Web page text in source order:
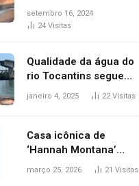
ruas para prevenir
acidentes no trânsito
setembro 16, 2024
24 Visitas
Qualidade da água do
rio Tocantins segue
sem indicar alterações
afirma ANA
janeiro 4, 2025 22Visitas
Casa icônica de
‘Hannah Montana’
poderá ser alugada por
março 25, 2026 21 Visitas